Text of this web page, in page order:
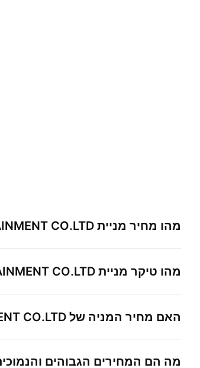
מהו מחיר מניית CO.LTD.
מהו טיקר מניית CO.LTD.
האם מחיר המניה של CO.LTD.
מה הם המחירים הגבוהים